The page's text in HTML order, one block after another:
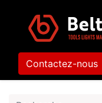
Contactez-nous